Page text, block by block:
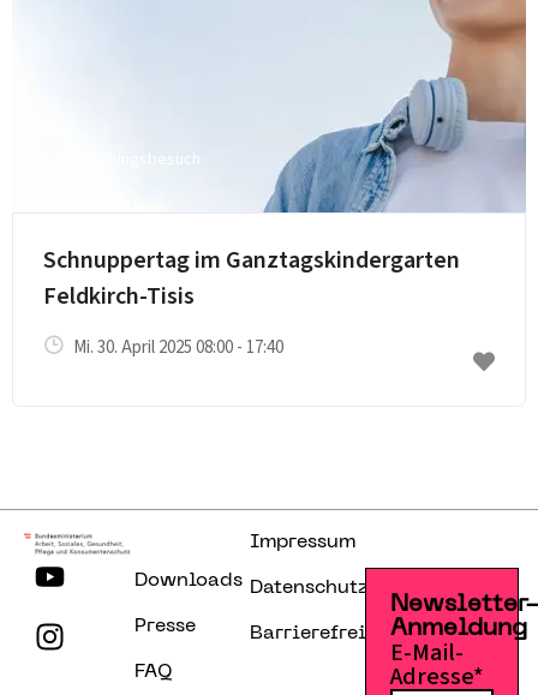
Einrichtungsbesuch
Schnuppertag im Ganztagskindergarten
Feldkirch-Tisis
Mi. 30. April 2025 08:00 - 17:40
Downloads
Presse
FAQ
Impressum
Datenschutzerklärung
Barrierefreiheitserklärung
Anmeldung
E-Mail-
Adresse*